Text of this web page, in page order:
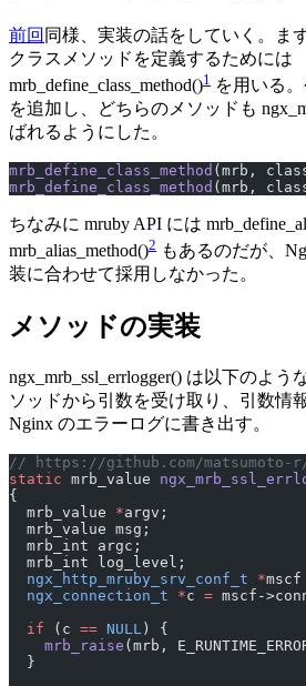
前回 同様、実装の話をしていく。ま
クラスメソッドを定義するためには
mrb_define_class_method()1 を用いる
を追加し、どちらのメソッドも
ばれるようにした。
mrb_define_class_method (mrb,
mrb_define_class_method (mrb,
ちなみに mruby API には
mrb_alias_method()2 もあるのだが、
装に合わせて採用しなかった。
メソッドの実装
ngx_mrb_ssl_errlogger() は以下のよ
ソッドから引数を受け取り、引数情
Nginx のエラーログに書き出す。
// https://github.com/matsumoto-
static mrb_value
{
  mrb_value
*argv;
  mrb_value msg;
  mrb_int argc;
  mrb_int log_level;
  ngx_http_mruby_srv_conf_t
*mscf
  ngx_connection_t
*c = mscf-
  if
(c == NULL ) {
    mrb_raise
(mrb,
  }